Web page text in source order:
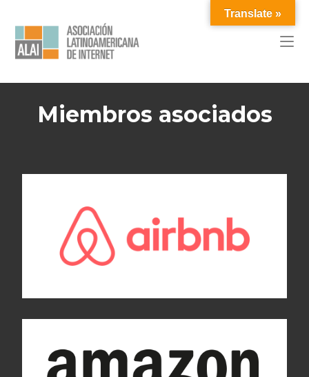
Miembros asociados
Translate »